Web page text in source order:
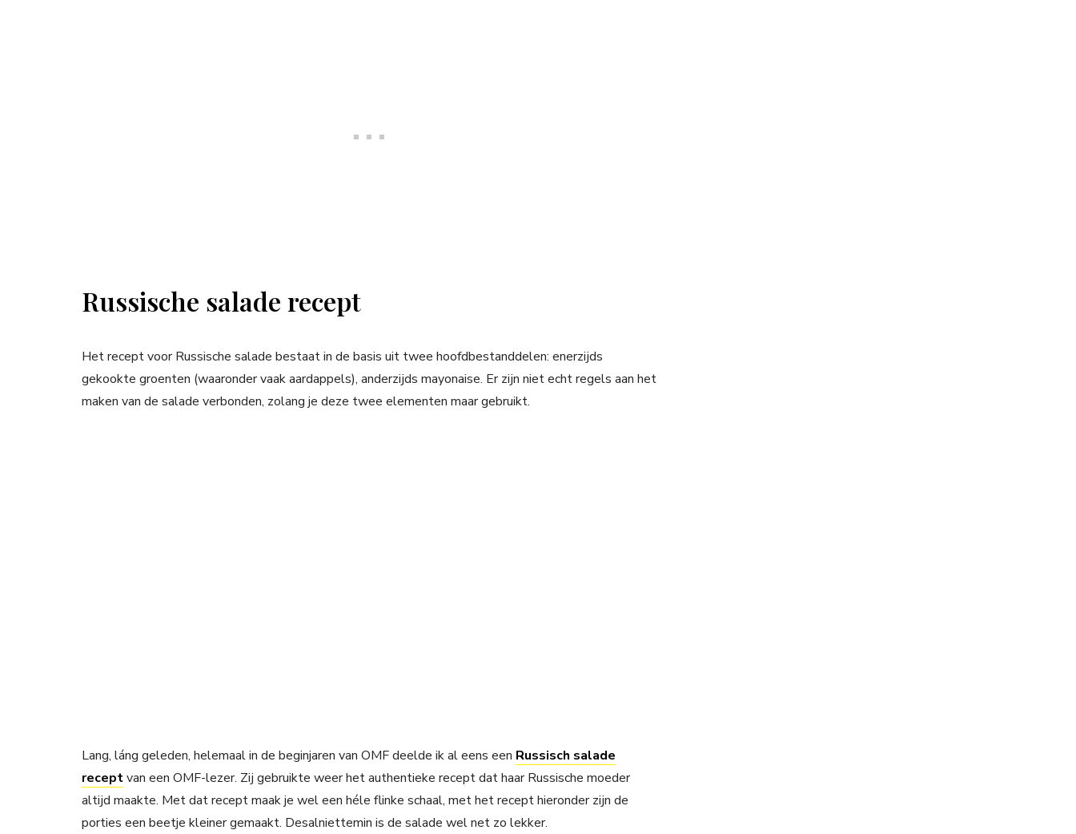
Russische salade recept
Het recept voor Russische salade bestaat in de basis uit twee hoofdbestanddelen: enerzijds
gekookte groenten (waaronder vaak aardappels), anderzijds mayonaise. Er zijn niet echt regels aan het
maken van de salade verbonden, zolang je deze twee elementen maar gebruikt.
Lang, láng geleden, helemaal in de beginjaren van OMF deelde ik al eens een Russisch salade
receptvan een OMF-lezer. Zij gebruikte weer het authentieke recept dat haar Russische moeder
altijd maakte. Met dat recept maak je wel een héle flinke schaal, met het recept hieronder zijn de
porties een beetje kleiner gemaakt. Desalniettemin is de salade wel net zo lekker.